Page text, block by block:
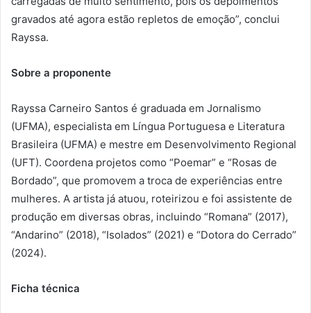
gravados até agora estão repletos de emoção”, conclui
Rayssa.
Sobre a proponente
Rayssa Carneiro Santos é graduada em Jornalismo
(UFMA), especialista em Língua Portuguesa e Literatura
Brasileira (UFMA) e mestre em Desenvolvimento Regional
(UFT). Coordena projetos como “Poemar” e “Rosas de
Bordado”, que promovem a troca de experiências entre
mulheres. A artista já atuou, roteirizou e foi assistente de
produção em diversas obras, incluindo “Romana” (2017),
“Andarino” (2018), “Isolados” (2021) e “Dotora do Cerrado”
(2024).
Ficha técnica